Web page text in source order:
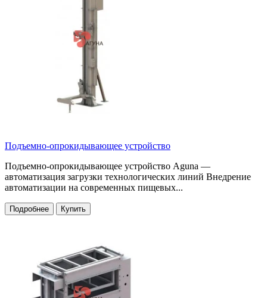
Подъемно-опрокидывающее устройство
Подъемно-опрокидывающее устройство Aguna —
автоматизация загрузки технологических линий Внедрение
автоматизации на современных пищевых...
Подробнее Купить